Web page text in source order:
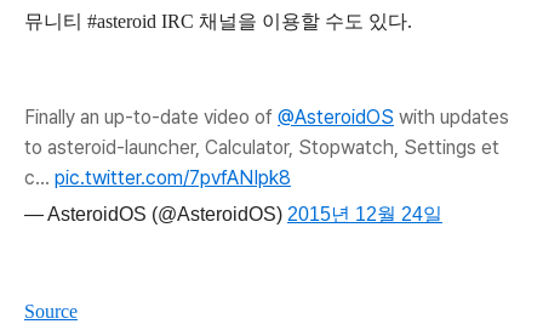
뮤니티 #asteroid IRC 채널을 이용할 수도 있다.
Finally an up-to-date video of @AsteroidOS with updates
to asteroid-launcher, Calculator, Stopwatch, Settings et
c... pic.twitter.com/7pvfANIpk8
— AsteroidOS (@AsteroidOS) 2015년 12월 24일
Source